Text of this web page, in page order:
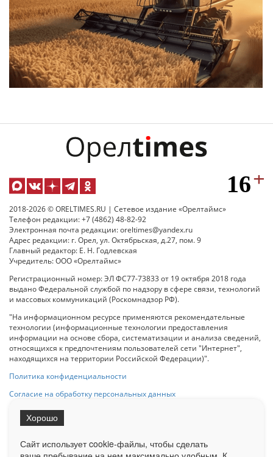
2018-2026 © ORELTIMES.RU | Сетевое издание «Орелтаймс»
Телефон редакции: +7 (4862) 48-82-92
Электронная почта редакции: oreltimes@yandex.ru
Адрес редакции: г. Орел, ул. Октябрьская, д.27, пом. 9
Главный редактор: Е. Н. Годлевская
Учредитель: ООО «Орелтаймс»
Регистрационный номер: ЭЛ ФС77-73833 от 19 октября 2018 года
выдано Федеральной службой по надзору в сфере связи, технологий
и массовых коммуникаций (Роскомнадзор РФ).
"На информационном ресурсе применяются рекомендательные
технологии (информационные технологии предоставления
информации на основе сбора, систематизации и анализа сведений,
относящихся к предпочтениям пользователей сети "Интернет",
находящихся на территории Российской Федерации)".
Политика конфиденциальности
Согласие на обработку персональных данных
При использовании любого материала с данного сайта гипер-ссылка
на Сетевое издание «ОрелТаймс» обязательна.
Сайт использует cookie-файлы, чтобы сделать
Хорошо